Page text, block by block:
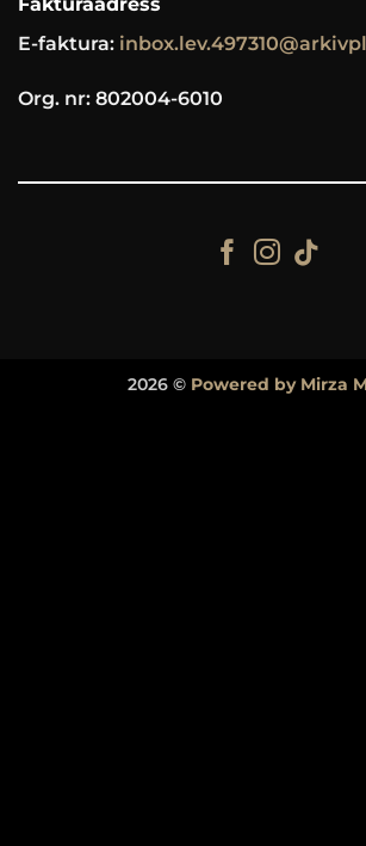
Fakturaadress
E-faktura:
Org. nr: 802004-6010
2026 © Powered by Mirza